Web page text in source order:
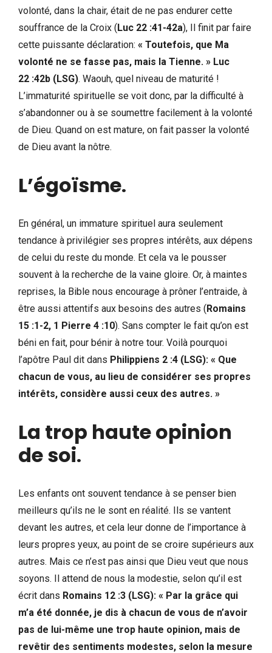
volonté, dans la chair, était de ne pas endurer cette
souffrance de la Croix (Luc 22 :41-42a), Il finit par faire
cette puissante déclaration: « Toutefois, que Ma
volonté ne se fasse pas, mais la Tienne. » Luc
22 :42b (LSG). Waouh, quel niveau de maturité !
L’immaturité spirituelle se voit donc, par la difficulté à
s’abandonner ou à se soumettre facilement à la volonté
de Dieu. Quand on est mature, on fait passer la volonté
de Dieu avant la nôtre.
L’égoïsme.
En général, un immature spirituel aura seulement
tendance à privilégier ses propres intérêts, aux dépens
de celui du reste du monde. Et cela va le pousser
souvent à la recherche de la vaine gloire. Or, à maintes
reprises, la Bible nous encourage à prôner l’entraide, à
être aussi attentifs aux besoins des autres (Romains
15 :1-2, 1 Pierre 4 :10). Sans compter le fait qu’on est
béni en fait, pour bénir à notre tour. Voilà pourquoi
l’apôtre Paul dit dans Philippiens 2 :4 (LSG): « Que
chacun de vous, au lieu de considérer ses propres
intérêts, considère aussi ceux des autres. »
La trop haute opinion
de soi.
Les enfants ont souvent tendance à se penser bien
meilleurs qu’ils ne le sont en réalité. Ils se vantent
devant les autres, et cela leur donne de l’importance à
leurs propres yeux, au point de se croire supérieurs aux
autres. Mais ce n’est pas ainsi que Dieu veut que nous
soyons. Il attend de nous la modestie, selon qu’il est
écrit dans Romains 12 :3 (LSG): « Par la grâce qui
m’a été donnée, je dis à chacun de vous de n’avoir
pas de lui-même une trop haute opinion, mais de
revêtir des sentiments modestes, selon la mesure